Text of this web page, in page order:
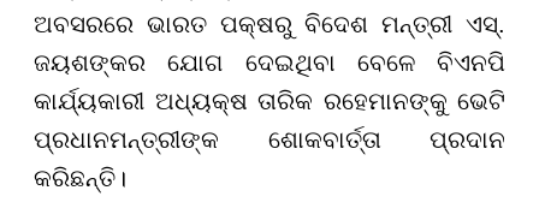
ଅବସରରେ ଭାରତ ପକ୍ଷରୁ ବିଦେଶ ମନ୍ତ୍ରୀ ଏସ୍.
ଜୟଶଙ୍କର ଯୋଗ ଦେଇଥିବା ବେଳେ ବିଏନପି
କାର୍ଯ୍ୟକାରୀ ଅଧ୍ୟକ୍ଷ ତାରିକ ରହେମାନଙ୍କୁ ଭେଟି
ପ୍ରଧାନମନ୍ତ୍ରୀଙ୍କ ଶୋକବାର୍ତ୍ତା ପ୍ରଦାନ
କରିଛନ୍ତି।